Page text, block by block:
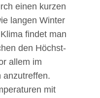
einen kurzen
langen Winter
findet man
den Höchst-
allem im
anzutreffen.
mit